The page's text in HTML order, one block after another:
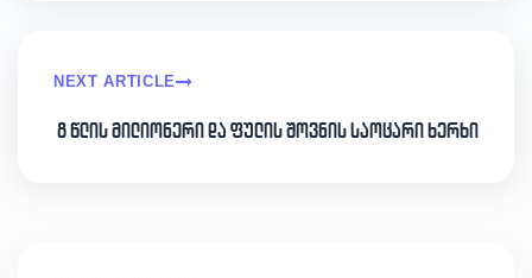
NEXT ARTICLE
8 წლის მილიონერი და ფულის შოვნის საოცარი ხერხი